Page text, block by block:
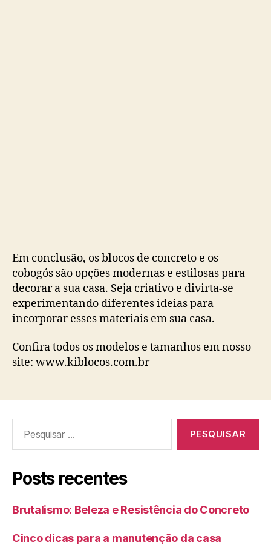
Em conclusão, os blocos de concreto e os
cobogós são opções modernas e estilosas para
decorar a sua casa. Seja criativo e divirta-se
experimentando diferentes ideias para
incorporar esses materiais em sua casa.
Confira todos os modelos e tamanhos em nosso
site: www.kiblocos.com.br
Posts recentes
Brutalismo: Beleza e Resistência do Concreto
Cinco dicas para a manutenção da casa